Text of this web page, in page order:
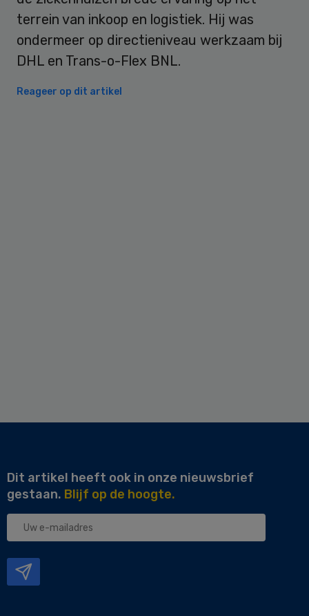
terrein van inkoop en logistiek. Hij was
ondermeer op directieniveau werkzaam bij
DHL en Trans-o-Flex BNL.
Reageer op dit artikel
Dit artikel heeft ook in onze nieuwsbrief
gestaan. Blijf op de hoogte.
Uw